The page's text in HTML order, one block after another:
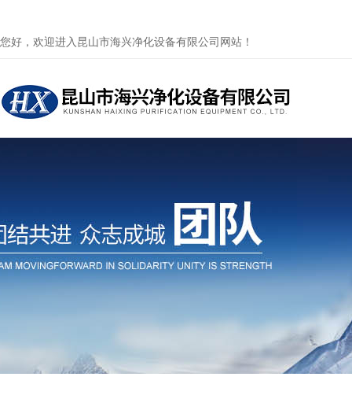
您好，欢迎进入昆山市海兴净化设备有限公司网站！